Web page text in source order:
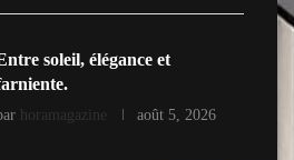
soleil, élégance et
horamagazine août 5, 2026